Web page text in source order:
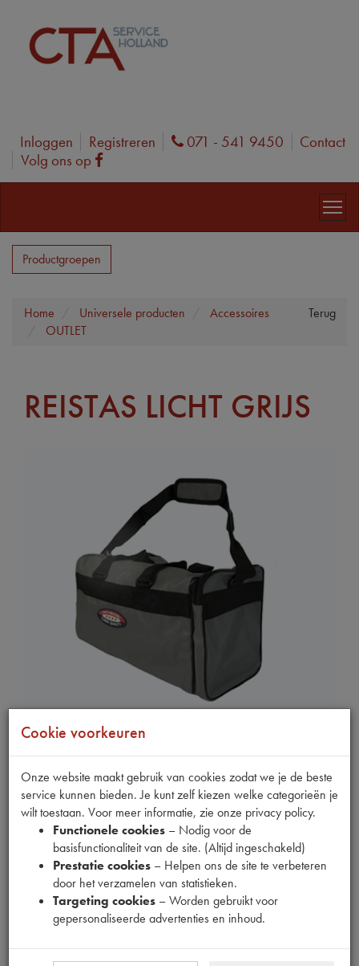
Inloggen Registreren Phone
071 - 541 9450
Contact
Volg ons op
Facebook
Productgroepen
Terug
Home Universele producten
Accessoires
OUTLET
REISTAS LICHT GRIJS
Fabrikant
OUTLET
Productnummer
1890919
€29,56 (€24,43excl. btw)
Cookie voorkeuren
Onze website maakt gebruik van cookies zodat we je de beste
service kunnen bieden. Je kunt zelf kiezen welke categorieën je
wilt toestaan. Voor meer informatie, zie onze privacy policy.
Functionele cookies – Nodig voor de
basisfunctionaliteit van de site. (Altijd ingeschakeld)
Prestatie cookies – Helpen ons de site te verbeteren
door het verzamelen van statistieken.
Targeting cookies – Worden gebruikt voor
gepersonaliseerde advertenties en inhoud.